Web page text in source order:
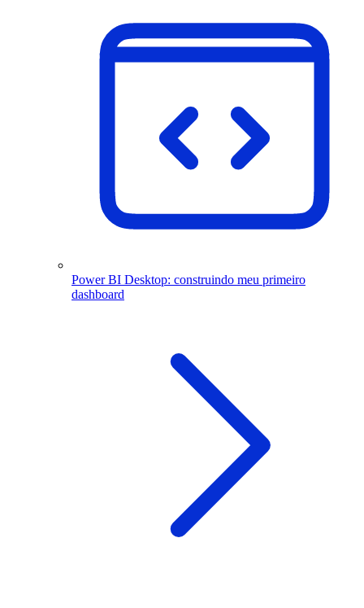
Power BI Desktop: construindo meu primeiro
dashboard